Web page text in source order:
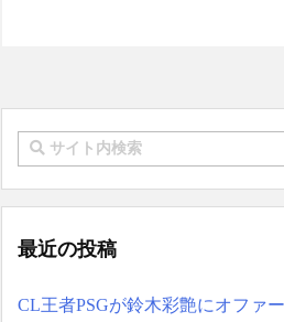
最近の投稿
CL王者PSGが鈴木彩艶にオファ